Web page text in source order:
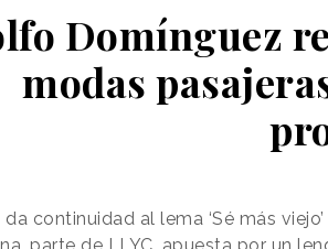
Domínguez
modas
da continuidad al lema ‘Sé más